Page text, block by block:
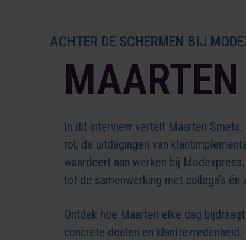
ACHTER DE SCHERMEN BIJ
In dit interview vertelt Maarten Smets,
rol, de uitdagingen van
waardeert aan werken bij
tot de samenwerking met collega’s én
Ontdek hoe Maarten elke dag
concrete doelen en klanttevredenheid.